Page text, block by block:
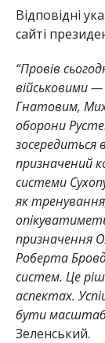
Відповідні
сайті
“Провів
військовими
Гнатовим,
оборони
зосередиться
призначений
системи
як
призначення
Роберта
систем. Це
аспектах.
бути
Зеленський.